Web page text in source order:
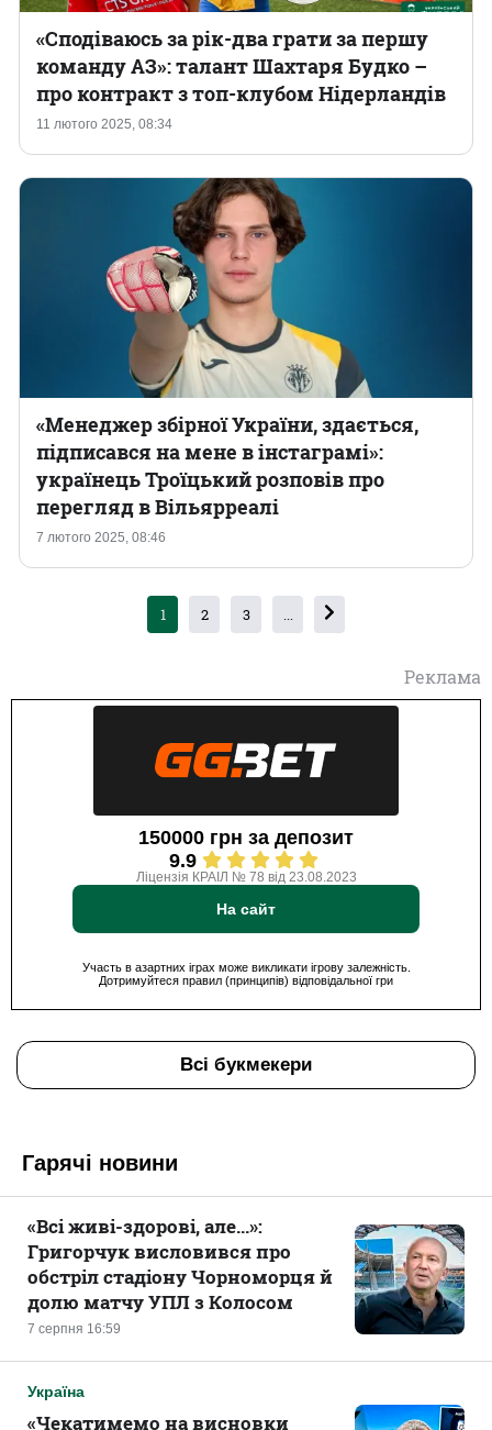
11 лютого 2025, 08:34
«Сподіваюсь за рік-два грати за першу
команду АЗ»: талант Шахтаря Будко –
про контракт з топ-клубом Нідерландів
7 лютого 2025, 08:46
«Менеджер збірної України, здається,
підписався на мене в інстаграмі»:
українець Троїцький розповів про
перегляд в Вільярреалі
1 2 3 ...
Реклама
150000 грн за депозит
9.9
Ліцензія КРАІЛ № 78 від 23.08.2023
На сайт
Участь в азартних іграх може викликати ігрову залежність.
Дотримуйтеся правил (принципів) відповідальної гри
Всі букмекери
Гарячі новини
7 серпня 16:59
«Всі живі-здорові, але...»:
Григорчук висловився про
обстріл стадіону Чорноморця й
долю матчу УПЛ з Колосом
Україна
«Чекатимемо на висновки